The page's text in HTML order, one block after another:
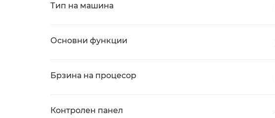
Тип на машина
Основни функции
Брзина на процесор
Контролен панел